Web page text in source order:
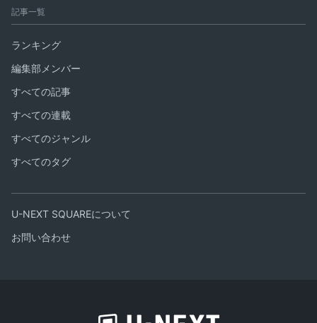
記事一覧
ランキング
編集部メンバー
すべての記事
すべての連載
すべてのジャンル
すべてのタグ
U-NEXT SQUAREについて
お問い合わせ